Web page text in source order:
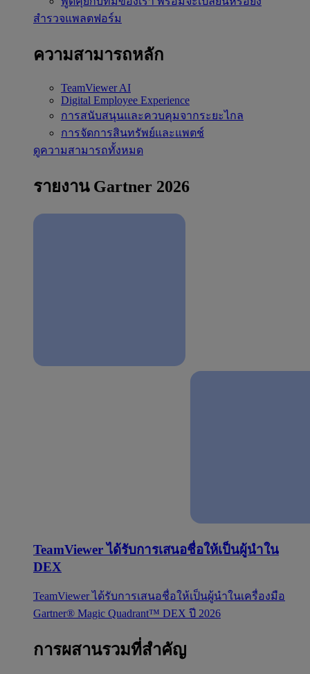
สำรวจแพลตฟอร์ม
ความสามารถหลัก
TeamViewer AI
Digital Employee Experience
การสนับสนุนและควบคุมจากระยะไกล
การจัดการสินทรัพย์และแพตช์
ดูความสามารถทั้งหมด
รายงาน Gartner 2026
TeamViewer ได้รับการเสนอชื่อให้เป็นผู้นำใน
DEX
TeamViewer ได้รับการเสนอชื่อให้เป็นผู้นำในเครื่องมือ
Gartner® Magic Quadrant™ DEX ปี 2026
การผสานรวมที่สำคัญ